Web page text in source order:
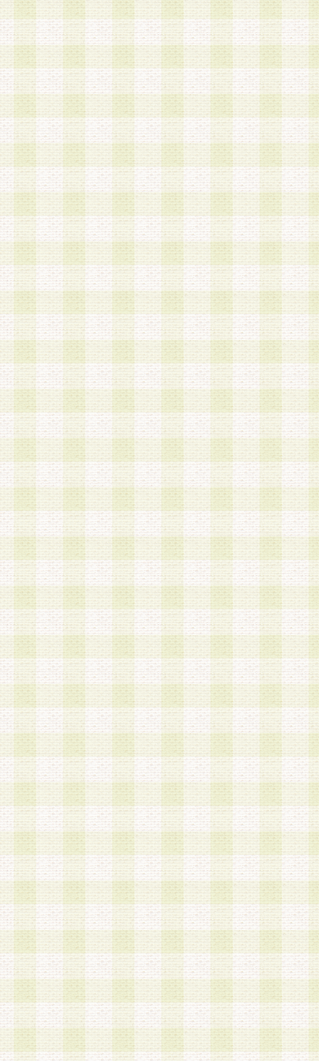
4.会員は、複数のログインＩＤおよびパスワード
いものとします。
第4条 ログインIDおよびパスワードの管理
1.会員は、会員登録後、本サイト内にて本サービ
加する際には、前条に基づき当社から付与された
スワードを使用するものとします。
2.登録の際に当社が付与したログインIDおよびパ
の使用に関しては、全て会員本人がその責任を負
3.会員は、当社から付与されたログインIDおよび
貸与、名義変更、売買その他形態を問わず第三者
ならないものとします。
4.当社は、会員によるログインIDおよびパスワー
盗用など第三者の利用に伴う損害の発生について
き事由の有無、その他原因の如何を問わず、一切
のとします。
第5条 会員の登録情報
1.当社は、会員の登録情報に含まれる氏名・住所
アドレス等会員個人を識別できる情報を当社が別
シーポリシー
」に基づき適切に取り扱うものとし
は、当該個人情報を以下の各号に定める目的に利
す。なお、これら事項以外の目的で個人情報を利
かじめ会員の同意を得たうえで利用するものとし
a.本サービスの実施または運営
b.本サービスに係る謝礼、景品、調査サンプル品
c.会員からの電話、メール等の問い合わせなどへ
d.その他これらに付随する業務
2.当社は、会員個人を識別することのできる情報
会員情報を本人の承諾なく第三者に開示すること
人を識別できる情報について第三者に開示または
社は事前に会員本人の同意を得るものとします。
3.前項の定めに拘わらず、当社は、以下の目的に
意を 得ることなく、会員個人を識別できる情報
づき選定した委託業者に対して当社の責任におい
できるものとします。な お、当社は、当該委託
契約を締結しこれを遵守させるとともに、本規約
の注意をもって当該情報を使用させるものとし ま
a.本サービスに係る謝礼、景品、調査サンプル品
b.会員からの電話、メール等の問い合わせなどへ
c.モバイルリサーチ、またはグループ形式による
実施もしくは運営
d.その他これらに付随する業務
4.会員は、住所、電話番号その他の登録情報につ
合は、速やかに当社所定の変更手続きを行うもの
5.当社は、必要と認めた場合、会員に対して、電
手段により登録情報の対象者が会員登録者本人で
の内容が正確であること、アンケートの回答内容
うことができるものとます。
6.会員は、会員登録後当社が定期的に行う登録情
して、当社指定の期間内に更新手続きを行うもの
該期間内に更新手続きを行わない場合、その時点
発行したポイントは失効されるものとします。